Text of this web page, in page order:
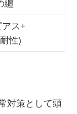
纏
ス+
性)
対策として頭